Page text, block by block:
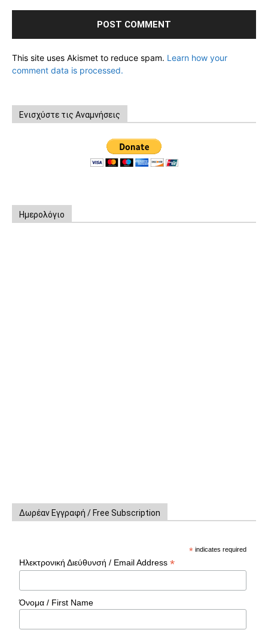
This site uses Akismet to reduce spam. Learn how your
comment data is processed.
Ενισχύστε τις Αναμνήσεις
Ημερολόγιο
Δωρέαν Εγγραφή / Free Subscription
* indicates required
Ηλεκτρονική Διεύθυνσή / Email Address*
Όνομα / First Name